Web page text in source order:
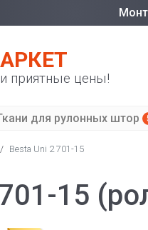
приятные цены!
для рулонных штор
/ Besta Uni 2 701-15
15